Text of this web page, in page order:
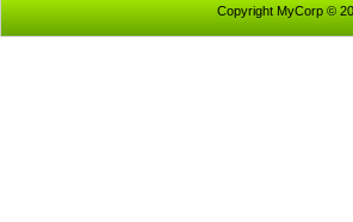
Copyright MyCorp ©